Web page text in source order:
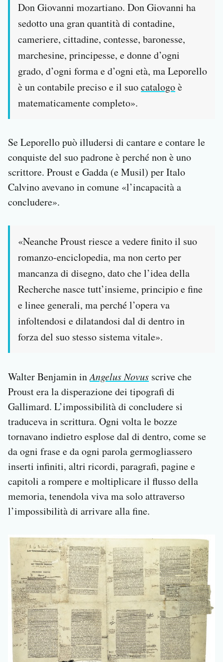
Don Giovanni mozartiano. Don Giovanni ha
sedotto una gran quantità di contadine,
cameriere, cittadine, contesse, baronesse,
marchesine, principesse, e donne d’ogni
grado, d’ogni forma e d’ogni età, ma Leporello
è un contabile preciso e il suocatalogoè
matematicamente completo».
Se Leporello può illudersi di cantare e contare le
conquiste del suo padrone è perché non è uno
scrittore. Proust e Gadda (e Musil) per Italo
Calvino avevano in comune «l’incapacità a
concludere».
«Neanche Proust riesce a vedere finito il suo
romanzo-enciclopedia, ma non certo per
mancanza di disegno, dato che l’idea della
Recherche nasce tutt’insieme, principio e fine
e linee generali, ma perché l’opera va
infoltendosi e dilatandosi dal di dentro in
forza del suo stesso sistema vitale».
Walter Benjamin inAngelus Novus scrive che
Proust era la disperazione dei tipografi di
Gallimard. L’impossibilità di concludere si
traduceva in scrittura. Ogni volta le bozze
tornavano indietro esplose dal di dentro, come se
da ogni frase e da ogni parola germogliassero
inserti infiniti, altri ricordi, paragrafi, pagine e
capitoli a rompere e moltiplicare il flusso della
memoria, tenendola viva ma solo attraverso
l’impossibilità di arrivare alla fine.